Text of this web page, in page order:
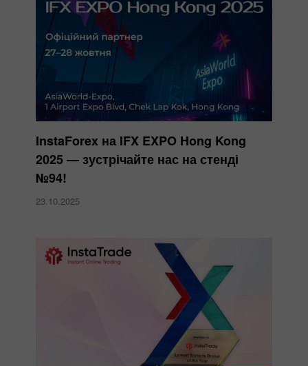
InstaForex на IFX EXPO Hong Kong
2025 — зустрічайте нас на стенді
№94!
23.10.2025